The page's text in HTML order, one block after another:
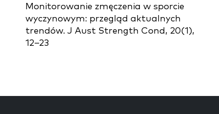
Monitorowanie zmęczenia w sporcie
wyczynowym: przegląd aktualnych
trendów. J Aust Strength Cond, 20(1),
12–23